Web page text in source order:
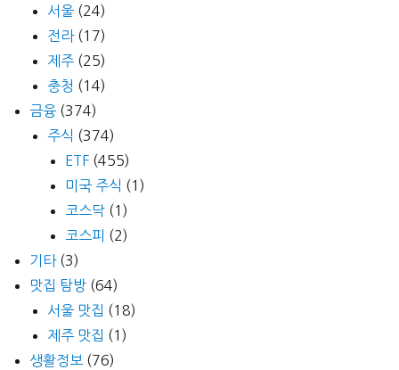
서울 (24)
전라(17)
제주 (25)
충청 (14)
금융 (374)
주식 (374)
ETF (455)
미국 주식 (1)
코스닥 (1)
코스피 (2)
기타(3)
맛집 탐방 (64)
서울 맛집 (18)
제주 맛집 (1)
생활정보 (76)